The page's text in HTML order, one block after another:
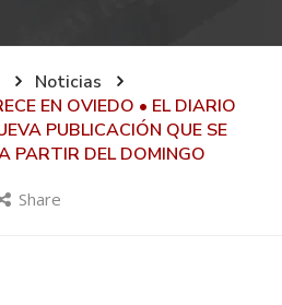
Noticias
EN OVIEDO • EL DIARIO
PUBLICACIÓN QUE SE
PARTIR DEL DOMINGO
Share